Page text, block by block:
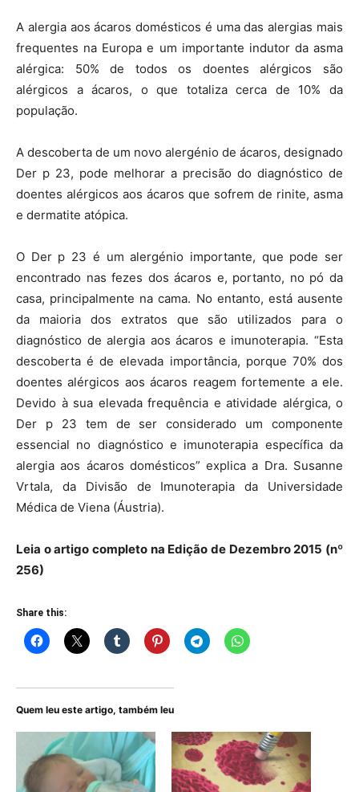
A alergia aos ácaros domésticos é uma das alergias mais
frequentes na Europa e um importante indutor da asma
alérgica: 50% de todos os doentes alérgicos são
alérgicos a ácaros, o que totaliza cerca de 10% da
população.
A descoberta de um novo alergénio de ácaros, designado
Der p 23, pode melhorar a precisão do diagnóstico de
doentes alérgicos aos ácaros que sofrem de rinite, asma
e dermatite atópica.
O Der p 23 é um alergénio importante, que pode ser
encontrado nas fezes dos ácaros e, portanto, no pó da
casa, principalmente na cama. No entanto, está ausente
da maioria dos extratos que são utilizados para o
diagnóstico de alergia aos ácaros e imunoterapia. “Esta
descoberta é de elevada importância, porque 70% dos
doentes alérgicos aos ácaros reagem fortemente a ele.
Devido à sua elevada frequência e atividade alérgica, o
Der p 23 tem de ser considerado um componente
essencial no diagnóstico e imunoterapia específica da
alergia aos ácaros domésticos” explica a Dra. Susanne
Vrtala, da Divisão de Imunoterapia da Universidade
Médica de Viena (Áustria).
Leia o artigo completo na Edição de Dezembro 2015 (nº
256)
Share this:
Quem leu este artigo, também leu